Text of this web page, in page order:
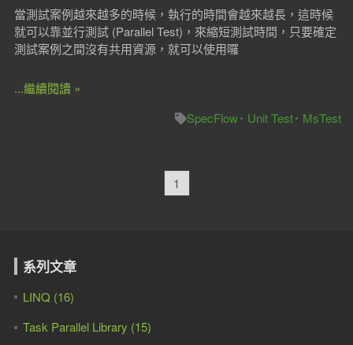
當測試案例越來越多的時候，執行的時間會越來越長，這時候
就可以靠並行測試 (Parallel Test)，來縮短測試時間，只要確定
測試案例之間沒有共用資源，就可以使用囉
...繼續閱讀 »
SpecFlow
Unit Test MsTest
1
系列文章
LINQ (16)
Task Parallel Library (15)